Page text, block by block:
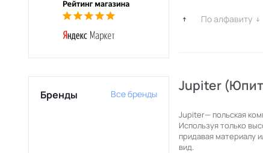
По алфавиту
Jupiter
Jupiter— польская
Используя только
придавая материалу
вид.
Бренды Все бренды